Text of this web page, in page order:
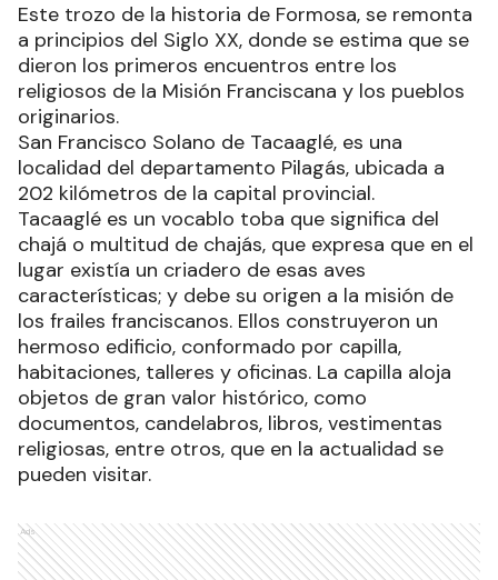
Este trozo de la historia de Formosa, se remonta
a principios del Siglo XX, donde se estima que se
dieron los primeros encuentros entre los
religiosos de la Misión Franciscana y los pueblos
originarios.
San Francisco Solano de Tacaaglé, es una
localidad del departamento Pilagás, ubicada a
202 kilómetros de la capital provincial.
Tacaaglé es un vocablo toba que significa del
chajá o multitud de chajás, que expresa que en el
lugar existía un criadero de esas aves
características; y debe su origen a la misión de
los frailes franciscanos. Ellos construyeron un
hermoso edificio, conformado por capilla,
habitaciones, talleres y oficinas. La capilla aloja
objetos de gran valor histórico, como
documentos, candelabros, libros, vestimentas
religiosas, entre otros, que en la actualidad se
pueden visitar.
Ads